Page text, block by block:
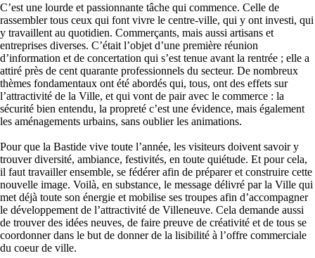
C’est une lourde et passionnante tâche qui commence. Celle de
rassembler tous ceux qui font vivre le centre-ville, qui y ont investi, qui
y travaillent au quotidien. Commerçants, mais aussi artisans et
entreprises diverses. C’était l’objet d’une première réunion
d’information et de concertation qui s’est tenue avant la rentrée ; elle a
attiré près de cent quarante professionnels du secteur. De nombreux
thèmes fondamentaux ont été abordés qui, tous, ont des effets sur
l’attractivité de la Ville, et qui vont de pair avec le commerce : la
sécurité bien entendu, la propreté c’est une évidence, mais également
les aménagements urbains, sans oublier les animations.
Pour que la Bastide vive toute l’année, les visiteurs doivent savoir y
trouver diversité, ambiance, festivités, en toute quiétude. Et pour cela,
il faut travailler ensemble, se fédérer afin de préparer et construire cette
nouvelle image. Voilà, en substance, le message délivré par la Ville qui
met déjà toute son énergie et mobilise ses troupes afin d’accompagner
le développement de l’attractivité de Villeneuve. Cela demande aussi
de trouver des idées neuves, de faire preuve de créativité et de tous se
coordonner dans le but de donner de la lisibilité à l’offre commerciale
du coeur de ville.